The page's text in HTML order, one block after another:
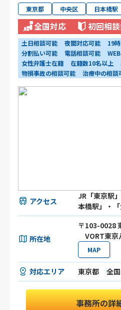
東京都 中央区 日本橋駅
全国対応 初回相
土日相談可能 夜間対応可能 19
分割払い可能
電話相談可能
女性弁護士在籍
在籍数10名以上
物損事故の相談可能
治療中の相談
アクセス
JR「東京駅
本橋駅」・
所在地
〒103-0028
VORT東
MAP
対応エリア 東京都 全
事務所の詳